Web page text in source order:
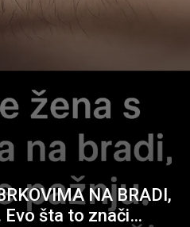
NA BRADI,
Evo šta to znači…